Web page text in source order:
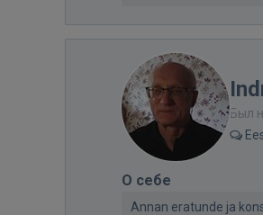
Был
О себе
Annan eratunde ja